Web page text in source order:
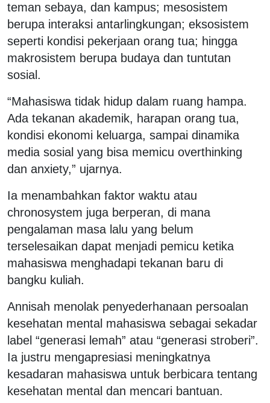
teman sebaya, dan kampus; mesosistem
berupa interaksi antarlingkungan; eksosistem
seperti kondisi pekerjaan orang tua; hingga
makrosistem berupa budaya dan tuntutan
sosial.
“Mahasiswa tidak hidup dalam ruang hampa.
Ada tekanan akademik, harapan orang tua,
kondisi ekonomi keluarga, sampai dinamika
media sosial yang bisa memicu overthinking
dan anxiety,” ujarnya.
Ia menambahkan faktor waktu atau
chronosystem juga berperan, di mana
pengalaman masa lalu yang belum
terselesaikan dapat menjadi pemicu ketika
mahasiswa menghadapi tekanan baru di
bangku kuliah.
Annisah menolak penyederhanaan persoalan
kesehatan mental mahasiswa sebagai sekadar
label “generasi lemah” atau “generasi stroberi”.
Ia justru mengapresiasi meningkatnya
kesadaran mahasiswa untuk berbicara tentang
kesehatan mental dan mencari bantuan.